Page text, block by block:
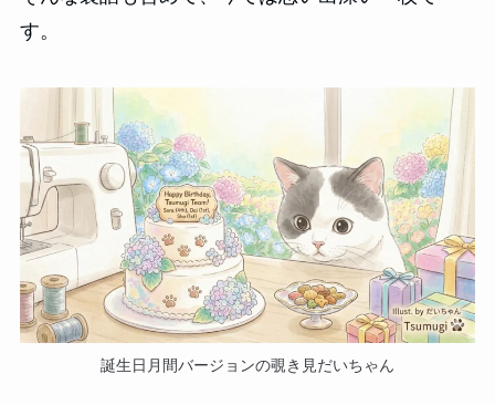
す。
誕生日月間バージョンの覗き見だいちゃん